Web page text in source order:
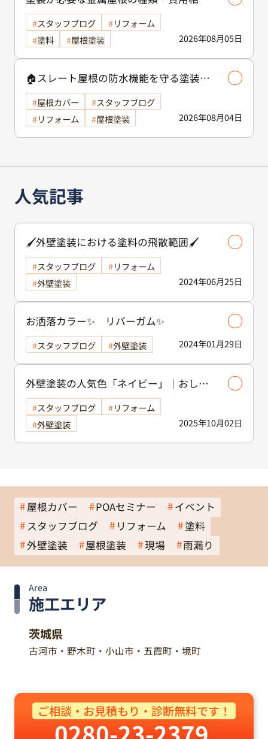
等解説いたします🖊️
2026年08月05日
スタッフブログ
リフォーム
塗料
屋根塗装
🏠スレート屋根の防水機能を守る塗装の
役割🏠/屋根塗装
2026年08月04日
屋根カバー
スタッフブログ
リフォーム
屋根塗装
人気記事
🖌️外壁塗装における塗料の飛散範囲🖌️
2024年06月25日
スタッフブログ
リフォーム
外壁塗装
お洒落カラー✨ リバーガム✨
2024年01月29日
スタッフブログ 外壁塗装
外壁塗装の人気色「ネイビー」｜おしゃ
れで落ち着きのあるネイビーに合うおす
すめ配色4選を色の専門家が徹底解説❗❗
2025年10月02日
スタッフブログ
リフォーム
外壁塗装
屋根カバー POAセミナー
イベント
スタッフブログ
リフォーム
塗料
外壁塗装
屋根塗装 現場 雨漏り
施工エリア
Area
茨城県
古河市・野木町・小山市・五霞町・境町
ご相談・お見積もり・診断無料です！